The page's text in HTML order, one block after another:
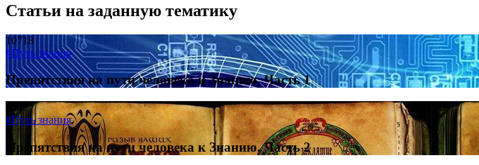
Статьи на заданную тематику
10718
#Путь знания
Препятствия на пути человека к Знанию. Часть 1
9547
#Путь знания
Препятствия на пути человека к Знанию. Часть 2